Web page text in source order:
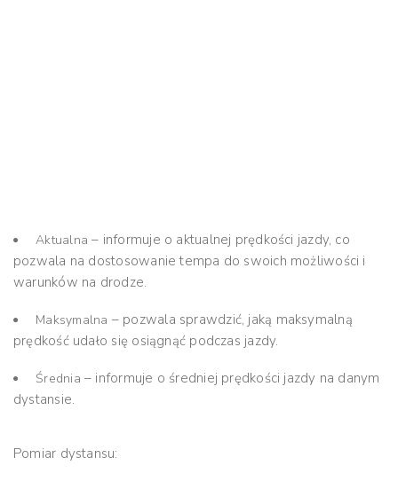
Aktualna– informuje o aktualnej prędkości jazdy, co
pozwala na dostosowanie tempa do swoich możliwości i
warunków na drodze.
Maksymalna – pozwala sprawdzić, jaką maksymalną
prędkość udało się osiągnąć podczas jazdy.
Średnia– informuje o średniej prędkości jazdy na danym
dystansie.
Pomiar dystansu: